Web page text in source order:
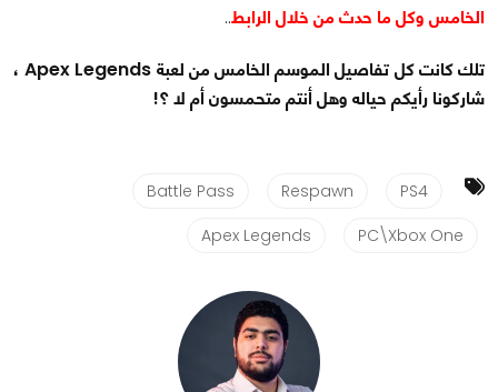
الخامس وكل ما حدث من خلال الرابط..
تلك كانت كل تفاصيل الموسم الخامس من لعبة Apex Legends ،
شاركونا رأيكم حياله وهل أنتم متحمسون أم لا ؟!
PS4
Respawn
Battle Pass
PC\Xbox One
Apex Legends